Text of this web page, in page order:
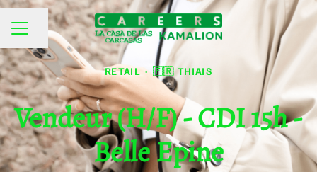
MENU CARRIÈRE
Partager la page
RETAIL · 🇫🇷 THIAIS
Vendeur (H/F) - CDI 15h -
Belle Epine